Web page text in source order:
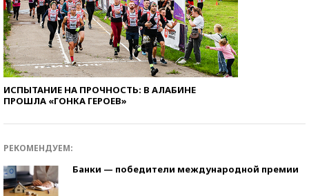
ИСПЫТАНИЕ НА ПРОЧНОСТЬ: В АЛАБИНЕ
ПРОШЛА «ГОНКА ГЕРОЕВ»
РЕКОМЕНДУЕМ:
Банки — победители международной премии